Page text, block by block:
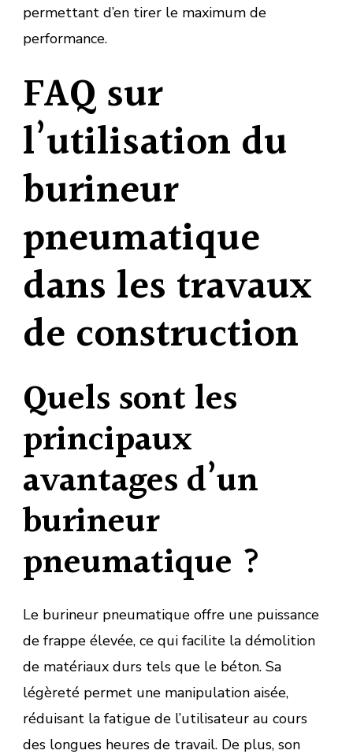
permettant d’en tirer le maximum de
performance.
FAQ sur
l’utilisation du
burineur
pneumatique
dans les travaux
de construction
Quels sont les
principaux
avantages d’un
burineur
pneumatique ?
Le burineur pneumatique offre une puissance
de frappe élevée, ce qui facilite la démolition
de matériaux durs tels que le béton. Sa
légèreté permet une manipulation aisée,
réduisant la fatigue de l’utilisateur au cours
des longues heures de travail. De plus, son